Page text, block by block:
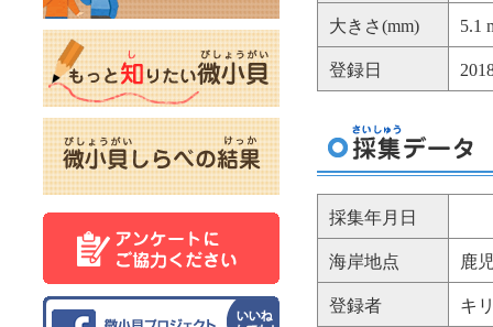
大きさ(mm) 5.1
登録日
採集年月日
海岸地点 鹿
登録者 キ